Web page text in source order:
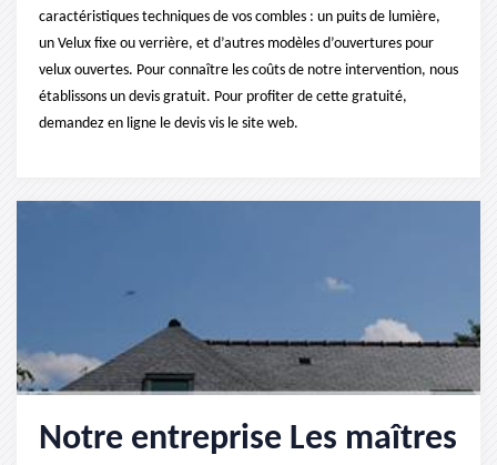
caractéristiques techniques de vos combles : un puits de lumière,
un Velux fixe ou verrière, et d’autres modèles d’ouvertures pour
velux ouvertes. Pour connaître les coûts de notre intervention, nous
établissons un devis gratuit. Pour profiter de cette gratuité,
demandez en ligne le devis vis le site web.
Notre entreprise Les maîtres